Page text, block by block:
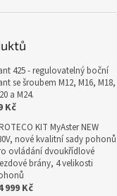
425 - regulovatelný boční
se šroubem M12, M16, M18,
a M24.
Kč
KIT MyAster NEW
nové kvalitní sady pohonů
ovládání dvoukřídlové
brány, 4 velikosti
999 Kč